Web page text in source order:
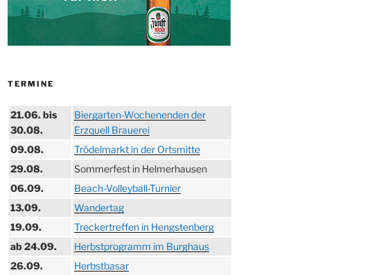
TERMINE
21.06. bis
30.08.
Biergarten-Wochenenden der
Erzquell Brauerei
09.08.
Trödelmarkt in der Ortsmitte
29.08.
Sommerfest in Helmerhausen
06.09.
Beach-Volleyball-Turnier
13.09.
Wandertag
19.09.
Treckertreffen in Hengstenberg
ab 24.09.
Herbstprogramm im Burghaus
26.09.
Herbstbasar